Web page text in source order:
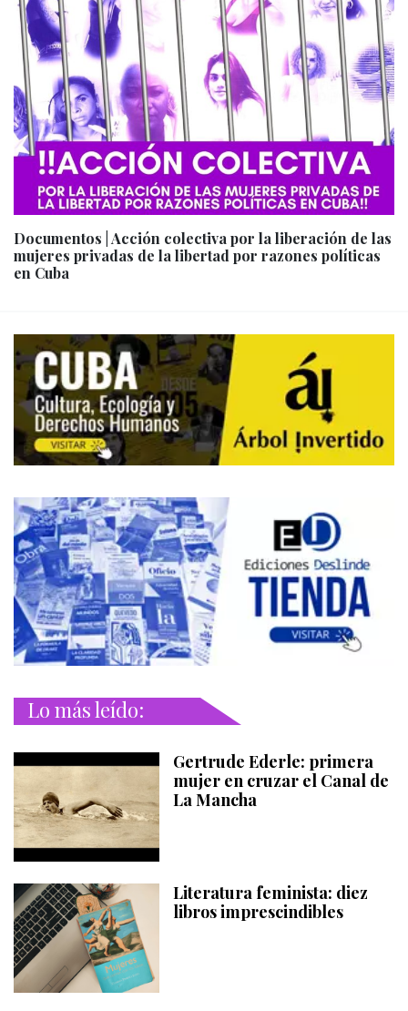
Documentos | Acción colectiva por la liberación de las
mujeres privadas de la libertad por razones políticas
en Cuba
Lo más leído:
Gertrude Ederle: primera
mujer en cruzar el Canal de
La Mancha
Literatura feminista: diez
libros imprescindibles